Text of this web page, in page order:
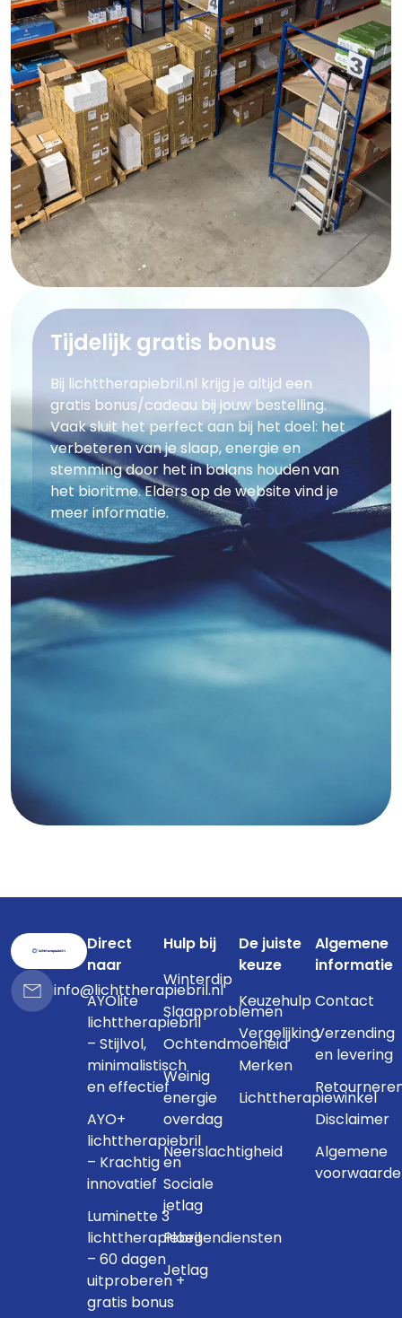
Tijdelijk gratis bonus
Bij lichttherapiebril.nl krijg je altijd een
gratis bonus/cadeau bij jouw bestelling.
Vaak sluit het perfect aan bij het doel: het
verbeteren van je slaap, energie en
stemming door het in balans houden van
het bioritme. Elders op de website vind je
meer informatie.
info@lichttherapiebril.nl
Direct
naar
AYOlite
lichttherapiebril
– Stijlvol,
minimalistisch
en effectief
AYO+
lichttherapiebril
– Krachtig en
innovatief
Luminette 3
lichttherapiebril
– 60 dagen
uitproberen +
gratis bonus
Hulp bij
Winterdip
Slaapproblemen
Ochtendmoeheid
Weinig
energie
overdag
Neerslachtigheid
Sociale
jetlag
Ploegendiensten
Jetlag
De juiste
keuze
Keuzehulp
Vergelijking
Merken
Lichttherapiewinkel
Algemene
informatie
Contact
Verzending
en levering
Disclaimer
Algemene